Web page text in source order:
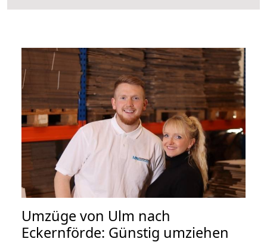
Umzüge von Ulm nach
Eckernförde: Günstig umziehen